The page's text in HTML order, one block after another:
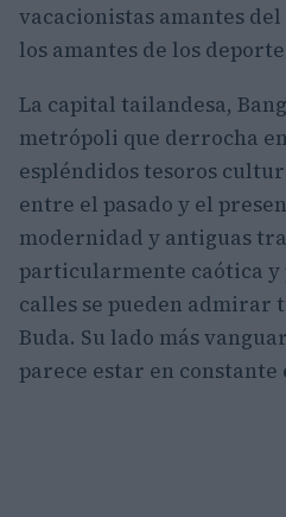
vacacionistas amantes
los amantes de los
La capital tailandesa,
metrópoli que derrocha
espléndidos tesoros
entre el pasado y el
modernidad y antiguas
particularmente caótica y
calles se pueden admirar
Buda. Su lado más
parece estar en constante